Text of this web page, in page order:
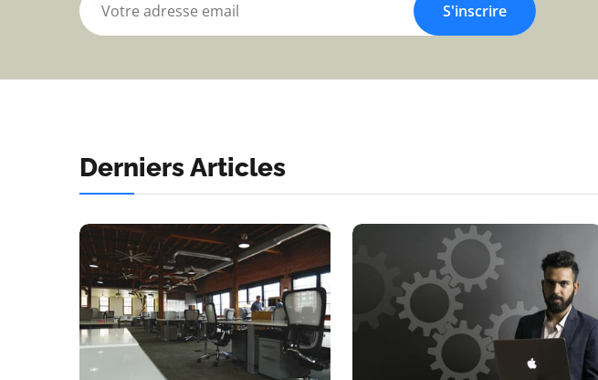
S'inscrire
Derniers Articles